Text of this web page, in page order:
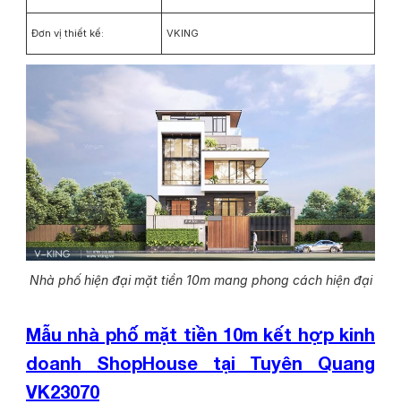
Đơn vị thiết kế: VKING
Nhà phố hiện đại mặt tiền 10m mang phong cách hiện đại
Mẫu nhà phố mặt tiền 10m kết hợp kinh
doanh ShopHouse tại Tuyên Quang
VK23070